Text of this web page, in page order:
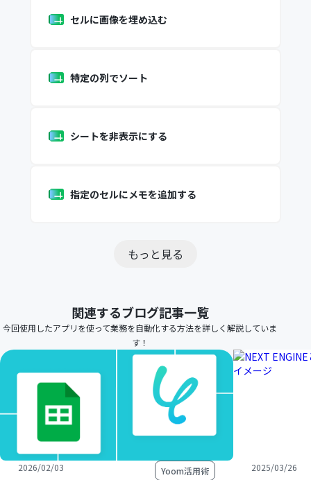
セルに画像を埋め込む
特定の列でソート
シートを非表示にする
指定のセルにメモを追加する
もっと見る
関連するブログ記事一覧
今回使用したアプリを使って業務を自動化する方法を詳しく解説していま
す！
2026/02/03 Yoom活用術 2025/03/26